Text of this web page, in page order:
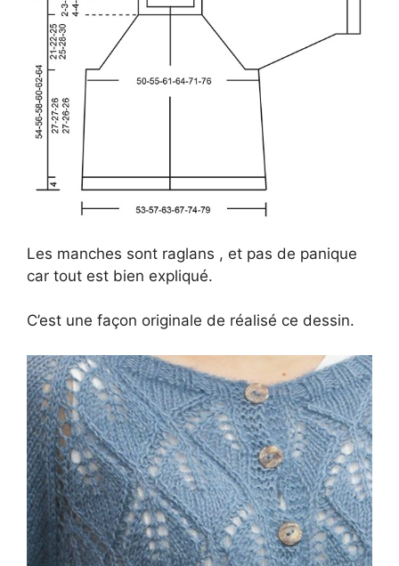
Les manches sont raglans , et pas de panique
car tout est bien expliqué.
C’est une façon originale de réalisé ce dessin.